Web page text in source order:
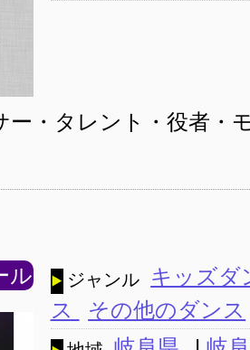
ー・タレント・役者・
ル ジャンル
キッズ
ス
その他のダンス